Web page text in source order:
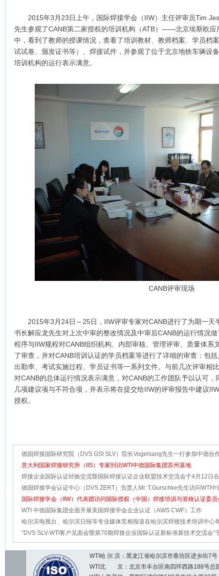
2015年3月23日上午，国际焊接学会（IIW）主任评审员Tim
先生参观了CANB第二家授权的培训机构（ATB）——北京埃斯欧应
中，看到了教师的授课情况，查看了培训教材、教师档案、学员档
试试卷、颁发证书等）、焊接试件，并参观了位于北京地铁车辆设
培训机构的运行表示满意。
CANB评审现场
2015年3月24日～25日，IIW评审专家对CANB进行了为期一天
书长解应龙先生对上次中审的整改情况及中审后CANB的运行情况
程序与IIW规程对CANB组织机构、内部审核、管理评审、质量体系
了审查，并对CANB培训认证的学员档案等进行了详细的审查：包
出勤率、考试实施过程、学员证书等一系列文件。与前几次评审相
对CANB的总体运行情况表示满意，对CANB的工作团队予以认可
几项建议项与不符合项，并表示将在提交给IIW的评审报告中建议
授权。
德国焊接国际研究院（DVS GSI SLV）院长Vogelsang先生一行参加中德合
DVS GSI SLV合作35周年活动
意大利国家焊接研究所（IIS）专家到访WTI中德国际集团苏州基地
焊接企业国际认证经验交流暨国际焊接认证企业联盟技术交流会于4月12日
基地成功落下帷幕
德国焊接学会认证中心（DVS ZERT）负责人Mr. T.Gurschke先生访问WTI中
团上海基地与苏州基地
国际焊接学会（IIW）代表团访问国际授权（中国）焊接培训与资格认证委员
（CANB），国际授权（中国）焊接企
WTI 中德国际集团全面开展美国焊接学会企业认证（AWS CWF）工作
哈尔滨电视台、哈尔滨日报等专业媒体竞相报道在哈尔滨焊接技术培训中心
德合作30周年纪念活动
“DVS SLV-WTI客户见面会暨第70期焊接企业国际认证新标准新技术交流会”
06月29-30日在苏州成功举办
WTI哈 尔 滨：黑龙江省哈尔滨市香坊区进乡街
WTI北 京：北京市丰台区南四环西路188号总